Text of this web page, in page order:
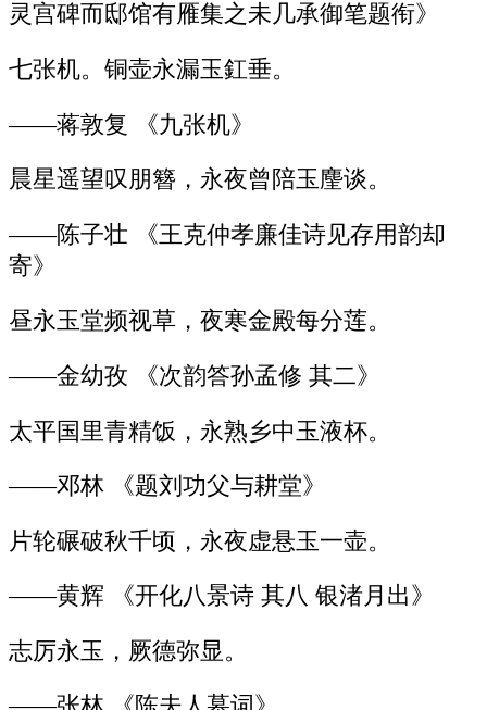
灵宫碑而邸馆有雁集之未几承御笔题衔》
七张机。铜壶永漏玉釭垂。
——蒋敦复 《九张机》
晨星遥望叹朋簪，永夜曾陪玉麈谈。
——陈子壮 《王克仲孝廉佳诗见存用韵却
寄》
昼永玉堂频视草，夜寒金殿每分莲。
——金幼孜 《次韵答孙孟修 其二》
太平国里青精饭，永熟乡中玉液杯。
——邓林 《题刘功父与耕堂》
片轮碾破秋千顷，永夜虚悬玉一壶。
——黄辉 《开化八景诗 其八 银渚月出》
志厉永玉，厥德弥显。